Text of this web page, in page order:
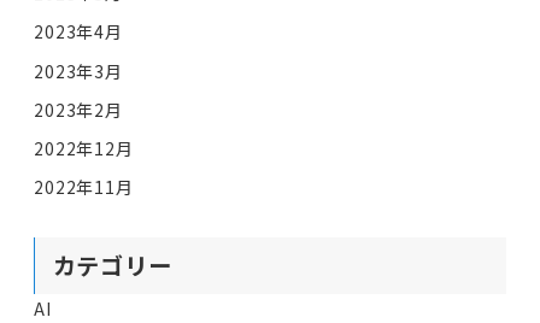
2023年4月
2023年3月
2023年2月
2022年12月
2022年11月
カテゴリー
AI